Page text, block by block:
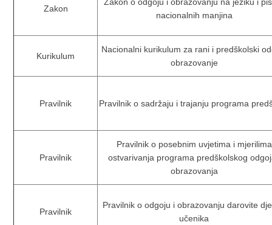
Zakon
nacionalnih manjina
Kurikulum
Nacionalni kurikulum za rani i predškolski
obrazovanje
Pravilnik Pravilnik o sadržaju i trajanju programa
Pravilnik
Pravilnik o posebnim uvjetima i mjerilima
ostvarivanja programa predškolskog
obrazovanja
Pravilnik
Pravilnik o odgoju i obrazovanju darovite
učenika